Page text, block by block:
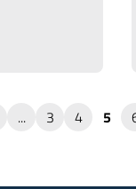
... 3 4 5